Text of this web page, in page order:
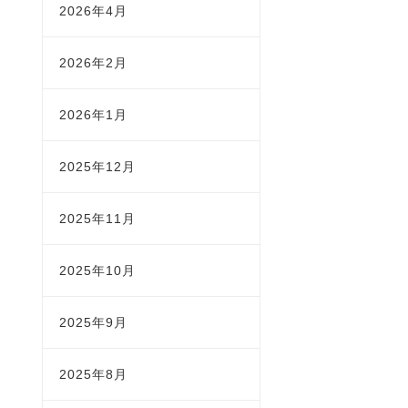
2026年4月
2026年2月
2026年1月
2025年12月
2025年11月
2025年10月
2025年9月
2025年8月